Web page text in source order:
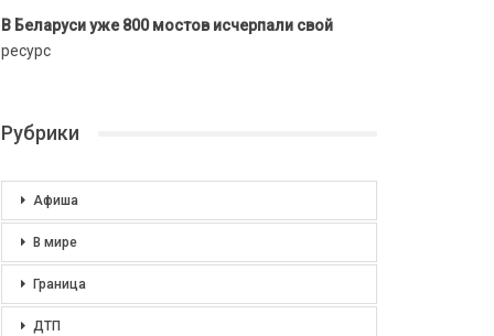
В Беларуси уже 800 мостов исчерпали свой
ресурс
Рубрики
Афиша
В мире
Граница
ДТП